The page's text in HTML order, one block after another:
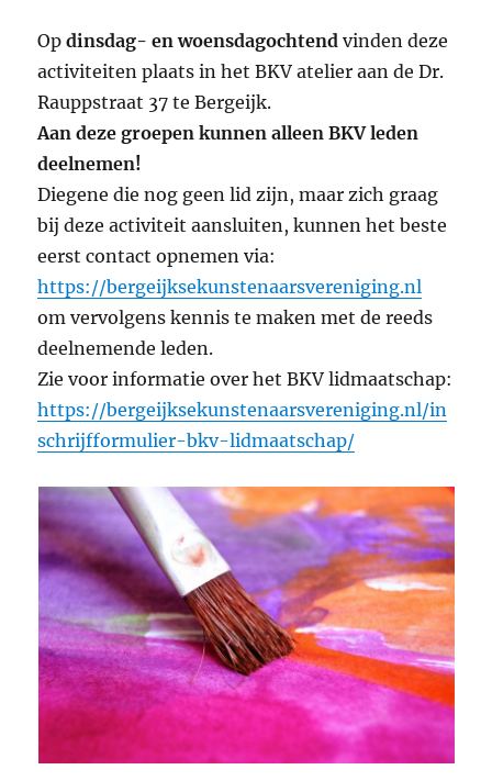
Opdinsdag- en woensdagochtend vinden deze
activiteiten plaats in het BKV atelier aan de Dr.
Rauppstraat 37 te Bergeijk.
Aan deze groepen kunnen alleen BKV leden
deelnemen!
Diegene die nog geen lid zijn, maar zich graag
bij deze activiteit aansluiten, kunnen het beste
eerst contact opnemen via:
https://bergeijksekunstenaarsvereniging.nl
om vervolgens kennis te maken met de reeds
deelnemende leden.
Zie voor informatie over het BKV lidmaatschap:
https://bergeijksekunstenaarsvereniging.nl/in
schrijfformulier-bkv-lidmaatschap/